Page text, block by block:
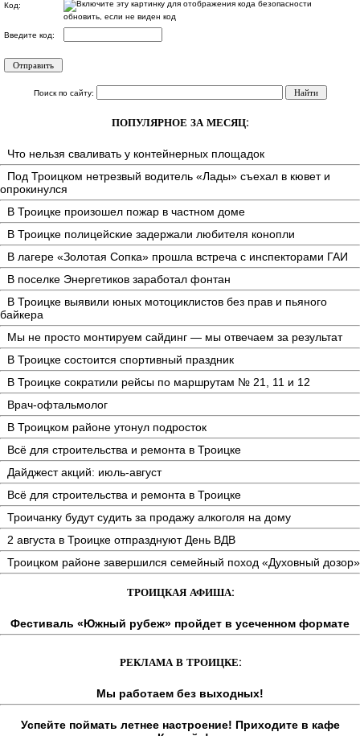
Код:
обновить, если не виден код
Введите код:
Поиск по сайту:
ПОПУЛЯРНОЕ ЗА МЕСЯЦ:
Что нельзя сваливать у контейнерных площадок
Под Троицком нетрезвый водитель «Лады» съехал в кювет и
опрокинулся
В Троицке произошел пожар в частном доме
В Троицке полицейские задержали любителя конопли
В лагере «Золотая Сопка» прошла встреча с инспекторами ГАИ
В поселке Энергетиков заработал фонтан
В Троицке выявили юных мотоциклистов без прав и пьяного
байкера
Мы не просто монтируем сайдинг — мы отвечаем за результат
В Троицке состоится спортивный праздник
В Троицке сократили рейсы по маршрутам № 21, 11 и 12
Врач-офтальмолог
В Троицком районе утонул подросток
Всё для строительства и ремонта в Троицке
Дайджест акций: июль-август
Всё для строительства и ремонта в Троицке
Троичанку будут судить за продажу алкоголя на дому
2 августа в Троицке отпразднуют День ВДВ
Троицком районе завершился семейный поход «Духовный дозор»
ТРОИЦКАЯ АФИША:
Фестиваль «Южный рубеж» пройдет в усеченном формате
РЕКЛАМА В ТРОИЦКЕ:
Мы работаем без выходных!
Успейте поймать летнее настроение! Приходите в кафе